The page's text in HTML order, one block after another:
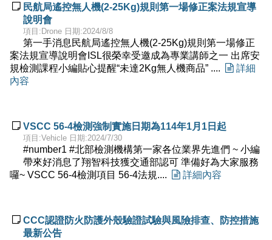
 民航局遙控無人機(2-25Kg)規則第一場修正案法規宣導
說明會
項目:Drone 日期:2024/8/8
第一手消息民航局遙控無人機(2-25Kg)規則第一場修正
案法規宣導說明會ISL很榮幸受邀成為專業講師之一 出席安
規檢測課程小編貼心提醒“未達2Kg無人機商品” ....
 詳細
內容
 VSCC 56-4檢測強制實施日期為114年1月1日起
項目:Vehicle 日期:2024/7/30
#number1 #北部檢測機構第一家各位業界先進們 ~ 小編
帶來好消息了翔智科技獲交通部認可 準備好為大家服務
囉~ VSCC 56-4檢測項目 56-4法規....
 詳細內容
 CCC認證防火防護外殼驗證試驗與風險排查、防控措施
最新公告